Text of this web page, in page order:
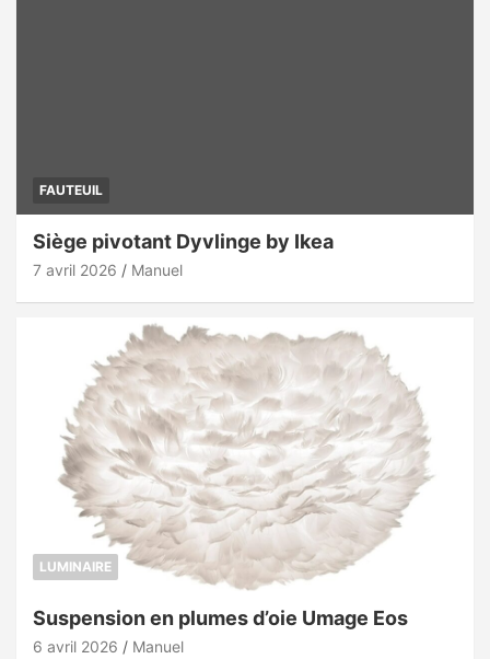
FAUTEUIL
Siège pivotant Dyvlinge by Ikea
7 avril 2026 Manuel
LUMINAIRE
Suspension en plumes d’oie Umage Eos
6 avril 2026 Manuel